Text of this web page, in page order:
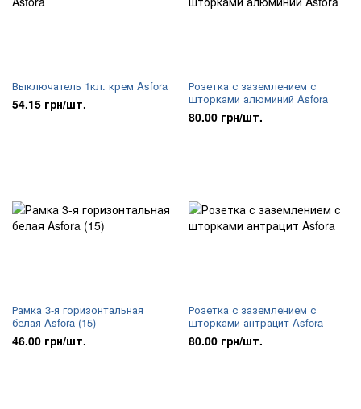
Выключатель 1кл. крем Asfora
54.15 грн/шт.
Розетка с заземлением с
шторками алюминий Asfora
80.00 грн/шт.
Рамка 3-я горизонтальная
белая Asfora (15)
46.00 грн/шт.
Розетка с заземлением с
шторками антрацит Asfora
80.00 грн/шт.